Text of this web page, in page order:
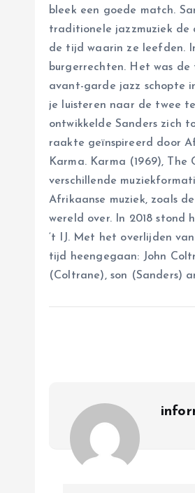
bleek een goede match.
traditionele jazzmuziek de
de tijd waarin ze leefden.
burgerrechten. Het was
avant-garde jazz schopte
je luisteren naar de twee
ontwikkelde Sanders zich
raakte geïnspireerd door
Karma. Karma (1969),
verschillende
Afrikaanse muziek, zoals
wereld over. In 2018 stond
‘t IJ. Met het overlijden
tijd heengegaan: John
(Coltrane), son (Sanders)